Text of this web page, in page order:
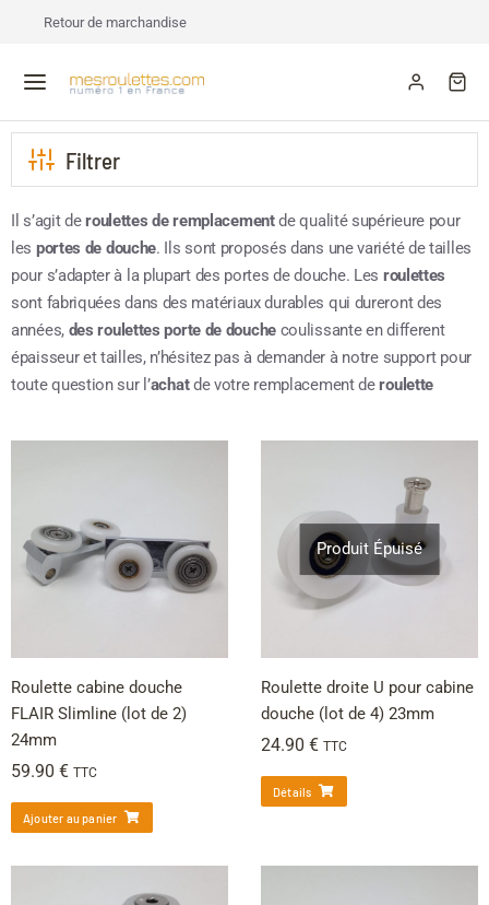
Retour de marchandise
Filtrer
Il s’agit deroulettes de remplacementde qualité supérieure pour
les portes de douche. Ils sont proposés dans une variété de tailles
pour s’adapter à la plupart des portes de douche. Les roulettes
sont fabriquées dans des matériaux durables qui dureront des
années, des roulettes porte de douchecoulissante en different
épaisseur et tailles, n’hésitez pas à demander à notre support pour
toute question sur l’achatde votre remplacement deroulette
Roulette cabine douche
FLAIR Slimline (lot de 2)
24mm
59.90 € TTC
Ajouter au panier
Produit Épuisé
Roulette droite U pour cabine
douche (lot de 4) 23mm
24.90 € TTC
Détails